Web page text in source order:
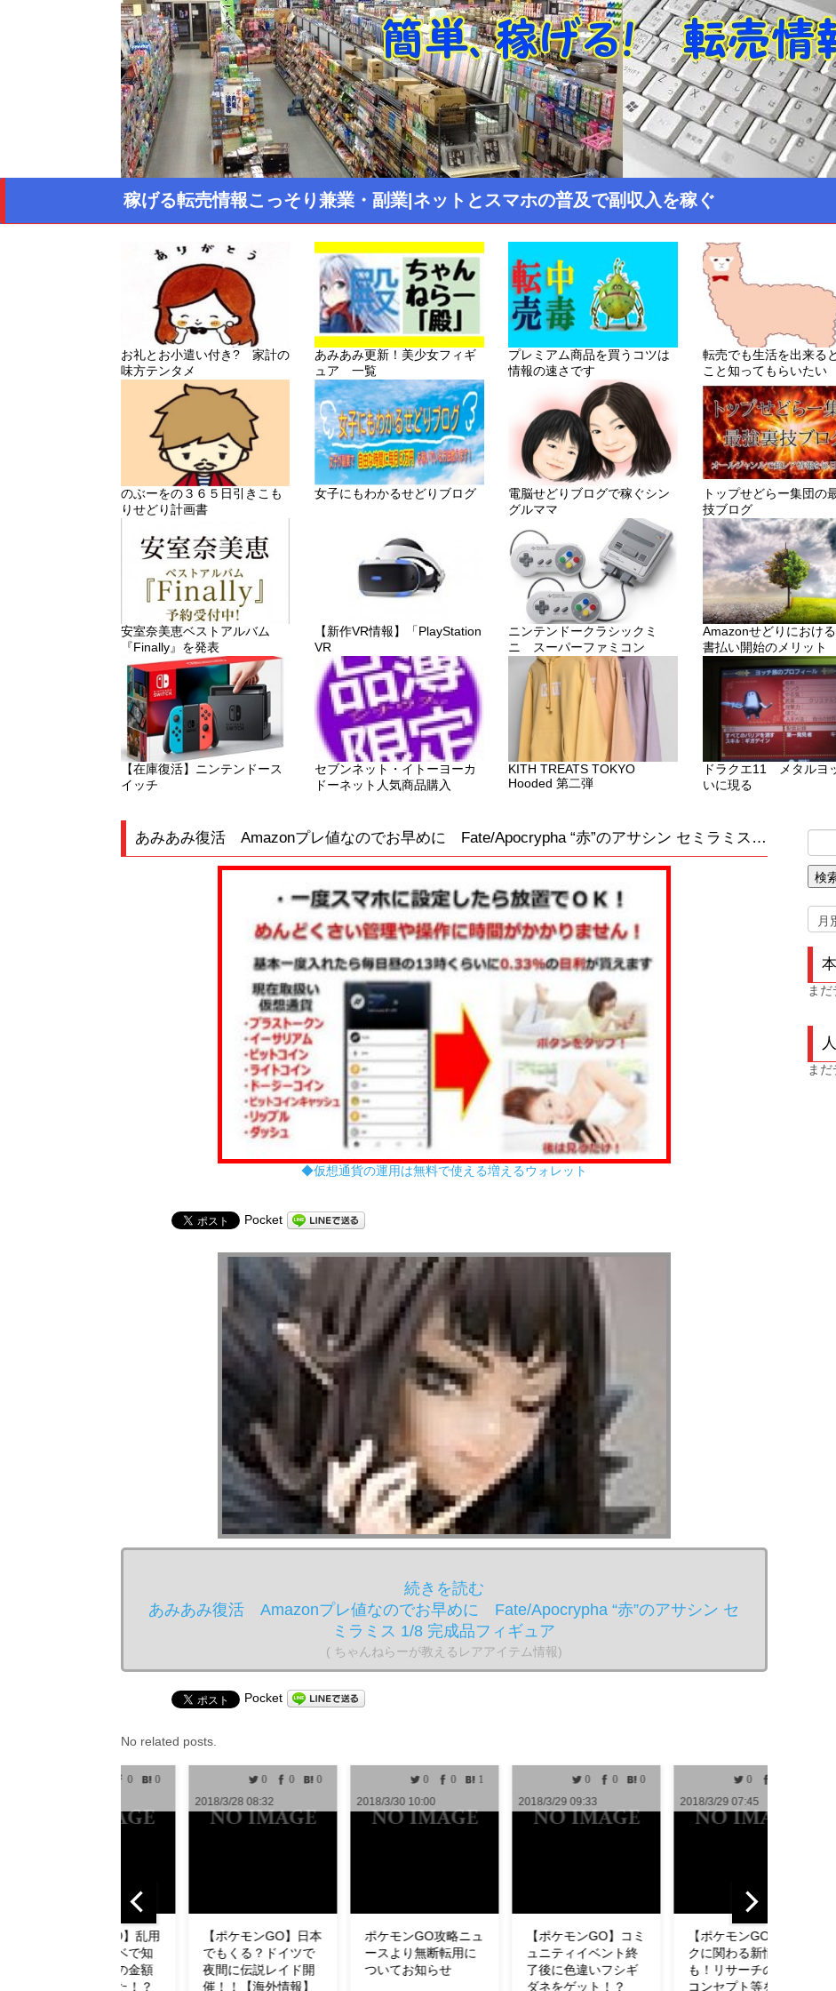
稼げる転売情報こっそり兼業・副業|ネットとスマホの普及で副収入を稼ぐ
お礼とお小遣い付き? 家計の
味方テンタメ
あみあみ更新！美少女フィギ
ュア 一覧
プレミアム商品を買うコツは
情報の速さです
転売でも生活を出来る
こと知ってもらいたい
のぶーをの３６５日引きこも
りせどり計画書
女子にもわかるせどりブログ
電脳せどりブログで稼ぐシン
グルママ
トップせどらー集団の
技ブログ
安室奈美恵ベストアルバム
『Finally』を発表
【新作VR情報】「PlayStation
VR
ニンテンドークラシックミ
ニ スーパーファミコン
Amazonせどりにおけ
書払い開始のメリット
【在庫復活】ニンテンドース
イッチ
セブンネット・イトーヨーカ
ドーネット人気商品購入
KITH TREATS TOKYO
Hooded 第二弾
ドラクエ11 メタルヨ
いに現る
あみあみ復活 Amazonプレ値なのでお早めに Fate/Apocrypha “赤”のアサシン セミラミス 1/8 完成品フィギュア
◆仮想通貨の運用は無料で使える増えるウォレット
Pocket
続きを読む
あみあみ復活 Amazonプレ値なのでお早めに Fate/Apocrypha “赤”のアサシン セ
ミラミス 1/8 完成品フィギュア
( ちゃんねらーが教えるレアアイテム情報)
Pocket
No related posts.
0 0
2018/3/30 10:00
ポケモンGO攻略ニュ
ースより無断転用に
ついてお知らせ
0 0
2018/3/29 09:33
【ポケモンGO】コミ
ュニティイベント終
了後に色違いフシギ
0 0
2018/3/29 07:45
【ポケモンGO】タス
クに関わる新情報
も！リサーチの設計
コンセプト等を公式
0
2018/3/29 04:33
【ポケモンGO】追加
わざも判明！ミュウ
の特徴やわざ構成な
ど紹介！【リサー
0 0
【ポケモンGO】日本
でもくる？ドイツで
夜間に伝説レイド開
催！！【海外情報】
まだ
まだ